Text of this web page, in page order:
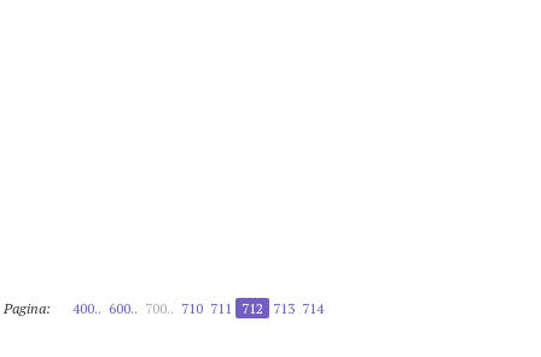
Pagina: 400.. 600.. 700.. 710 711 712 713 714